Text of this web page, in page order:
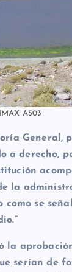
A503
General,
a derecho,
la
como se
serían de